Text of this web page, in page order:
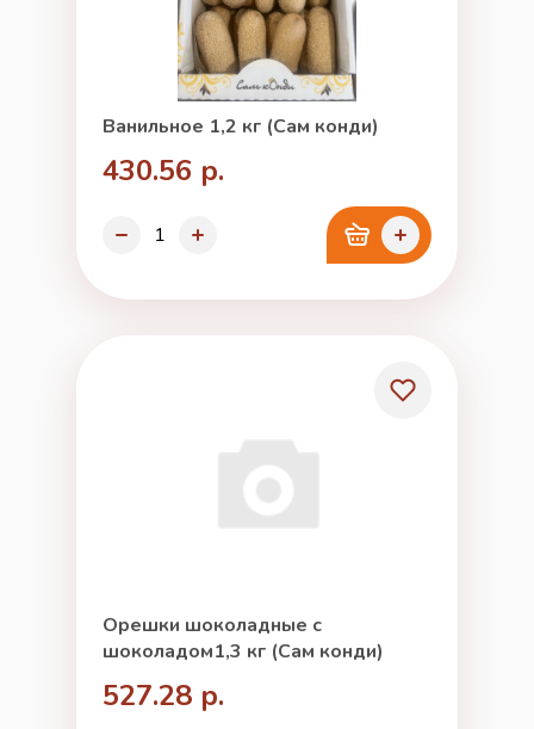
Ванильное 1,2 кг (Сам конди)
430.56 р.
Орешки шоколадные с
шоколадом1,3 кг (Сам конди)
527.28 р.